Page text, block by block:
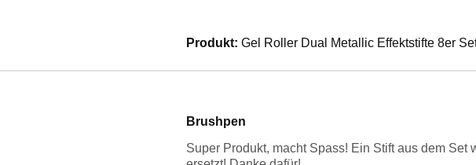
Produkt:Gel Roller Dual Metallic Effektstifte 8er
Brushpen
Super Produkt, macht Spass! Ein Stift aus dem